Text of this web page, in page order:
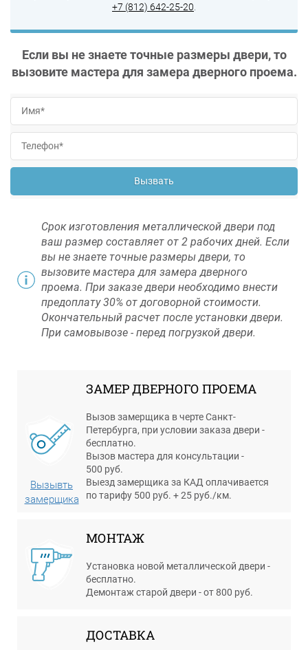
+7 (812) 642-25-20
Если вы не знаете точные размеры двери, то
вызовите мастера для замера дверного проема.
Вызвать
Срок изготовления металлической двери под
ваш размер составляет от 2 рабочих дней. Если
вы не знаете точные размеры двери, то
вызовите мастера для замера дверного
проема. При заказе двери необходимо внести
предоплату 30% от договорной стоимости.
Окончательный расчет после установки двери.
При самовывозе - перед погрузкой двери.
Вызывть
замерщика
ЗАМЕР ДВЕРНОГО ПРОЕМА
Вызов замерщика в черте Санкт-
Петербурга, при условии заказа двери -
бесплатно.
Вызов мастера для консультации -
500 руб.
Выезд замерщика за КАД оплачивается
по тарифу 500 руб. + 25 руб./км.
МОНТАЖ
Установка новой металлической двери -
бесплатно.
Демонтаж старой двери - от 800 руб.
ДОСТАВКА